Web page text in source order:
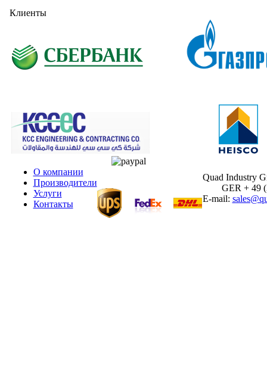
Клиенты
О компании
Производители
Услуги
Контакты
Quad Industry
GER + 49
E-mail: